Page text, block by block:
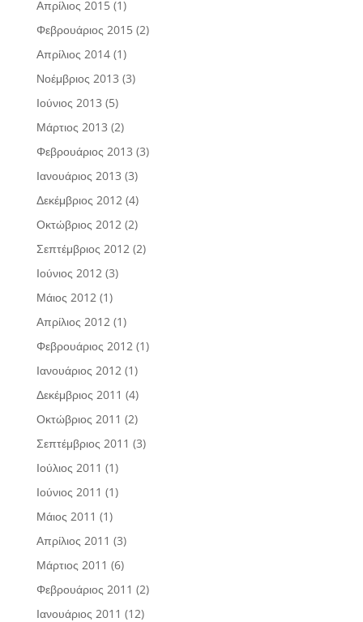
Απρίλιος 2015(1)
Φεβρουάριος 2015(2)
Απρίλιος 2014(1)
Νοέμβριος 2013 (3)
Ιούνιος 2013 (5)
Μάρτιος 2013 (2)
Φεβρουάριος 2013 (3)
Ιανουάριος 2013 (3)
Δεκέμβριος 2012 (4)
Οκτώβριος 2012 (2)
Σεπτέμβριος 2012 (2)
Ιούνιος 2012 (3)
Μάιος 2012 (1)
Απρίλιος 2012 (1)
Φεβρουάριος 2012 (1)
Ιανουάριος 2012 (1)
Δεκέμβριος 2011 (4)
Οκτώβριος 2011 (2)
Σεπτέμβριος 2011 (3)
Ιούλιος 2011 (1)
Ιούνιος 2011 (1)
Μάιος 2011 (1)
Απρίλιος 2011 (3)
Μάρτιος 2011 (6)
Φεβρουάριος 2011 (2)
Ιανουάριος 2011 (12)